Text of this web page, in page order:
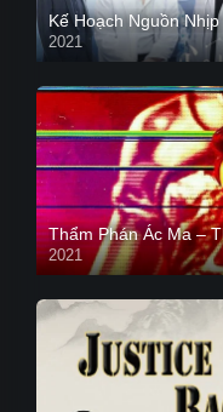
Kế Hoạch Nguồn Nhịp
2021
Thẩm Phán Ác Ma –
2021